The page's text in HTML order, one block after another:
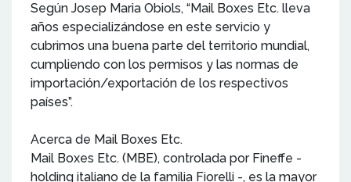
Según Josep Maria Obiols, “Mail Boxes Etc. lleva
años especializándose en este servicio y
cubrimos una buena parte del territorio mundial,
cumpliendo con los permisos y las normas de
importación/exportación de los respectivos
países”.
Acerca de Mail Boxes Etc.
Mail Boxes Etc. (MBE), controlada por Fineffe -
holding italiano de la familia Fiorelli -, es la mayor